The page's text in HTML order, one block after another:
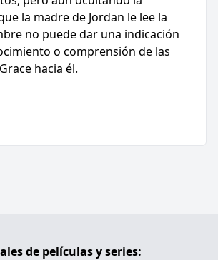
la madre de Jordan le lee la
no puede dar una indicación
o comprensión de las
hacia él.
de películas y series: